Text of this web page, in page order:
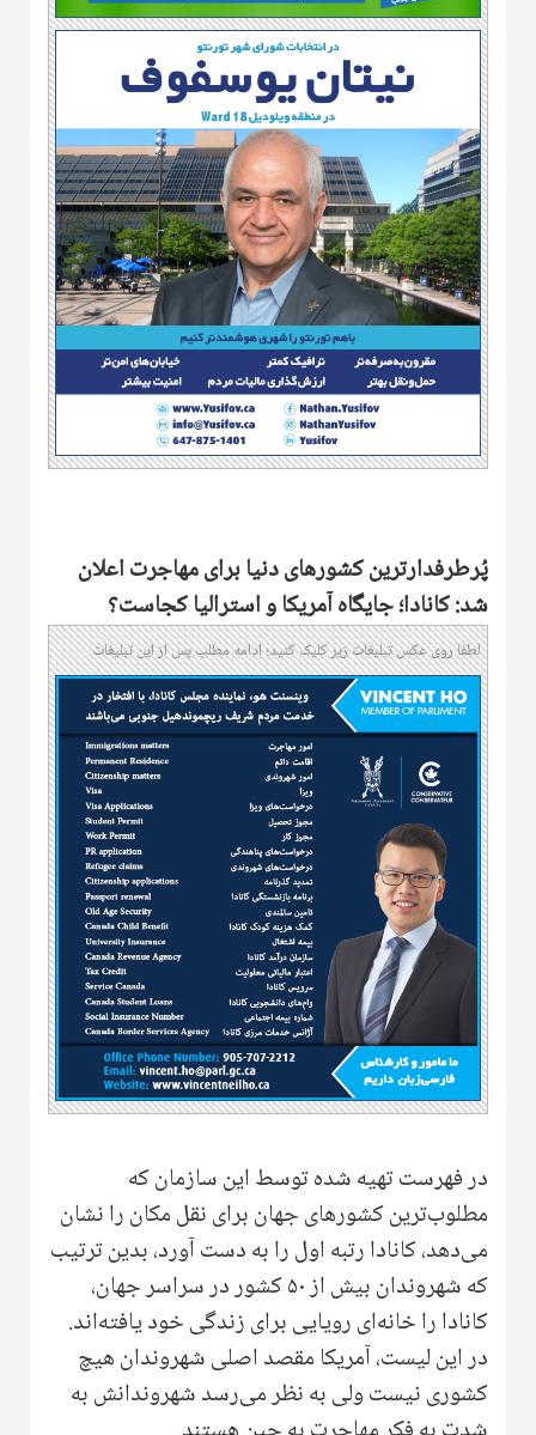
پُرطرفدارترین کشورهای دنیا برای مهاجرت اعلان
شد: کانادا؛ جایگاه آمریکا و استرالیا کجاست؟
لطفا روی عکس تبلیغات زیر کلیک کنید؛ ادامه مطلب پس از این تبلیغات
در فهرست تهیه شده توسط این سازمان که
مطلوب‌ترین کشورهای جهان برای نقل مکان را نشان
می‌دهد، کانادا رتبه اول را به دست آورد، بدین ترتیب
که شهروندان بیش از ۵۰ کشور در سراسر جهان،
کانادا را خانه‌ای رویایی برای زندگی خود یافته‌اند.
در این لیست، آمریکا مقصد اصلی شهروندان هیچ
کشوری نیست ولی به نظر می‌رسد شهروندانش به